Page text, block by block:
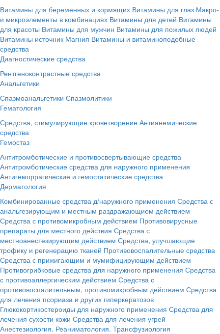
Витамины для беременных и кормящих Витамины для глаз Макро-
и микроэлементы в комбинациях Витамины для детей Витамины
для красоты Витамины для мужчин Витамины для пожилых людей
Витамины источник Магния Витамины и витаминоподобные
средства
Диагностические средства
Рентгеноконтрастные средства
Анальгетики
Спазмоанальгетики Спазмолитики
Гематология
Средства, стимулирующие кроветворение Антианемические
средства
Гемостаз
Антитромботические и противосвертывающие средства
Антитромботические средства для наружного применения
Антигеморрагические и гемостатические средства
Дерматология
Комбинированные средства д/наружного применения Средства с
анальгезирующим и местным раздражающием действием
Средства с противомикробным действием Противовирусные
препараты для местного действия Средства с
местноанестезирующим действием Средства, улучшающие
трофику и регенерацию тканей Противовоспалительные средства
Средства с прижигающим и мумифицирующим действием
Противогрибковые средства для наружного применения Средства
с противоаллергическим действием Средства с
противовоспалительным, противомикробным действием Средства
для лечения псориаза и других гиперкератозов
Глюкокортикостероиды для наружного применения Средства для
лечения сухости кожи Средства для лечения угрей
Анестезиология. Реаниматология. Трансфузиология